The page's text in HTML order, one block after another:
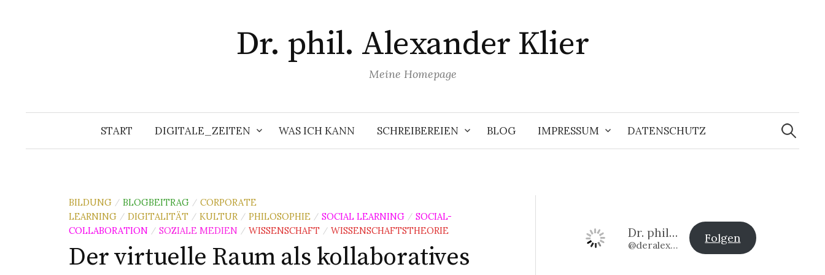
Dr. phil. Alexander Klier
Meine Homepage
START DIGITALE_ZEITEN WAS ICH KANN SCHREIBEREIEN BLOG IMPRESSUM DATENSCHUTZ
Suchen
nach:
BILDUNG / BLOGBEITRAG / CORPORATE
LEARNING / DIGITALITÄT / KULTUR / PHILOSOPHIE / SOCIAL LEARNING / SOCIAL-
COLLABORATION / SOZIALE MEDIEN / WISSENSCHAFT / WISSENSCHAFTSTHEORIE
Der virtuelle Raum als kollaboratives
Dr. phil. Alexander Klier
@deralexander2@www.alexander-klier.net
Folgen